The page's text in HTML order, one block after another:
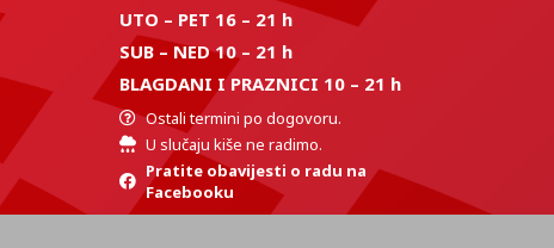
UTO – PET 16 – 21 h
SUB – NED 10 – 21 h
BLAGDANI I PRAZNICI 10 – 21 h
Ostali termini po dogovoru.
U slučaju kiše ne radimo.
Pratite obavijesti o radu na
Facebooku